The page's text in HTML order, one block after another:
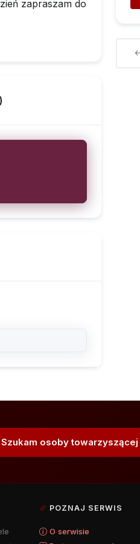
zapraszam do
Szukam osoby towarzyszącej
POZNAJ SERWIS
O serwisie